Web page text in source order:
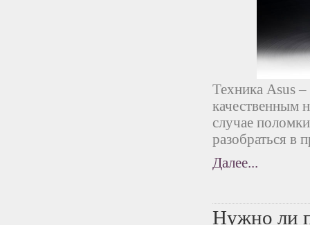
Техника Asus –
качественным
случае
разобраться в
Далее...
Нужно ли